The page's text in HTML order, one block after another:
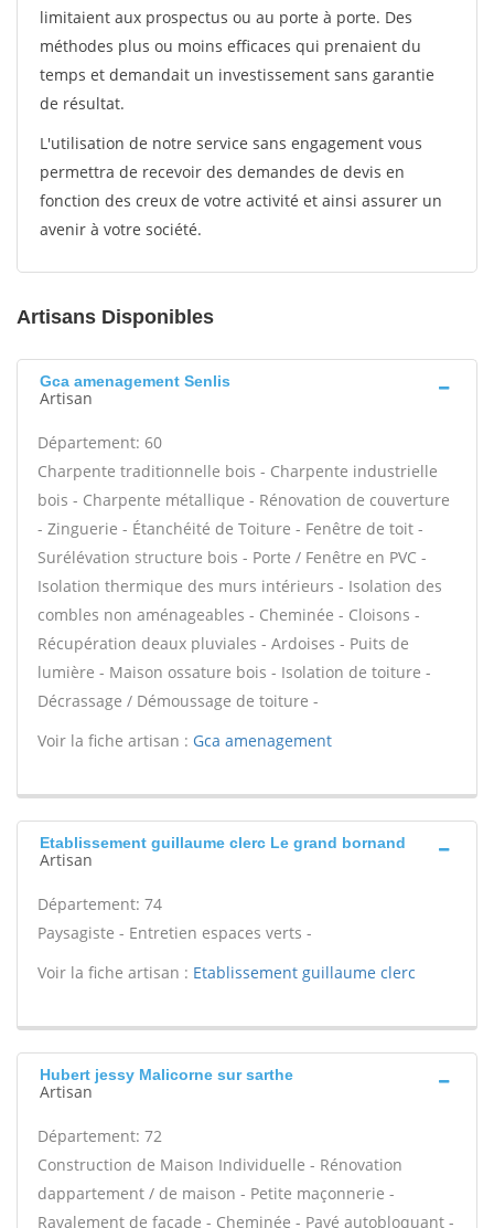
limitaient aux prospectus ou au porte à porte. Des
méthodes plus ou moins efficaces qui prenaient du
temps et demandait un investissement sans garantie
de résultat.
L'utilisation de notre service sans engagement vous
permettra de recevoir des demandes de devis en
fonction des creux de votre activité et ainsi assurer un
avenir à votre société.
Artisans Disponibles
Gca amenagement Senlis
Artisan
Département: 60
Charpente traditionnelle bois - Charpente industrielle
bois - Charpente métallique - Rénovation de couverture
- Zinguerie - Étanchéité de Toiture - Fenêtre de toit -
Surélévation structure bois - Porte / Fenêtre en PVC -
Isolation thermique des murs intérieurs - Isolation des
combles non aménageables - Cheminée - Cloisons -
Récupération deaux pluviales - Ardoises - Puits de
lumière - Maison ossature bois - Isolation de toiture -
Décrassage / Démoussage de toiture -
Voir la fiche artisan : Gca amenagement
Etablissement guillaume clerc Le grand bornand
Artisan
Département: 74
Paysagiste - Entretien espaces verts -
Voir la fiche artisan : Etablissement guillaume clerc
Hubert jessy Malicorne sur sarthe
Artisan
Département: 72
Construction de Maison Individuelle - Rénovation
dappartement / de maison - Petite maçonnerie -
Ravalement de façade - Cheminée - Pavé autobloquant -